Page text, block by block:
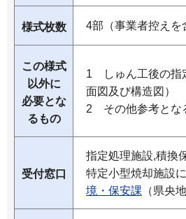
様式枚数 4部（事業者控えを
この様式
以外に
必要とな
るもの
1 しゅん工後の指
面図及び構造図）
2 その他参考とな
受付窓口
指定処理施設,積換
特定小型焼却施設
境・保安課 （県央